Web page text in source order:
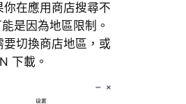
你在應用商店搜尋不
是因為地區限制。
要切換商店地區，或
下載。